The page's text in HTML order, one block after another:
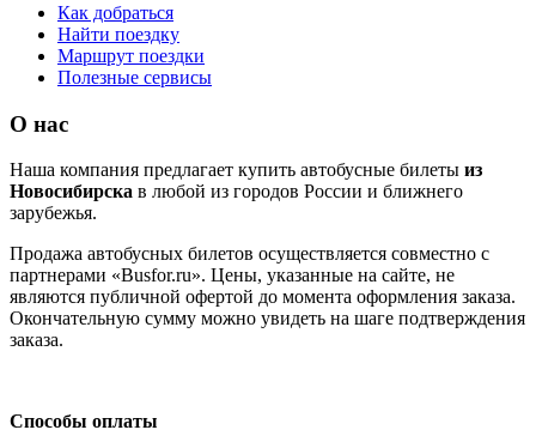
Как добраться
Найти поездку
Маршрут поездки
Полезные сервисы
О нас
Наша компания предлагает купить автобусные билеты из
Новосибирска в любой из городов России и ближнего
зарубежья.
Продажа автобусных билетов осуществляется совместно с
партнерами «Busfor.ru». Цены, указанные на сайте, не
являются публичной офертой до момента оформления заказа.
Окончательную сумму можно увидеть на шаге подтверждения
заказа.
Способы оплаты